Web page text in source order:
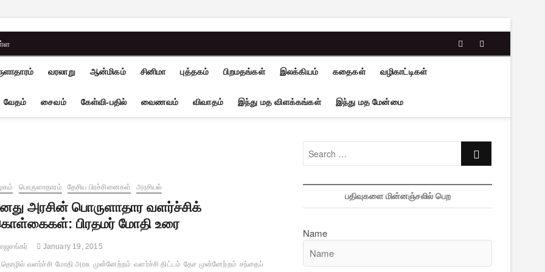
facebooktwitter
வரலாறு ஆன்மிகம் சினிமா புத்தகம் பிறமதங்கள் இலக்கியம் கதைகள் வழிகாட்டிகள்
வேதம் சைவம் கேள்வி-பதில் வைணவம் விவாதம் இந்து மத விளக்கங்கள் இந்து மத மேன்மை
பொருளாதாரம் தேசிய பிரச்சினைகள் அரசியல்
அரசின் பொருளாதார வளர்ச்சிக்
பிரதமர் மோதி உரை
January 19, 2015
தொழில் வளர்ச்சி மோதி அரசு முன்னேற்றம் வளர்ச்சி திட்டம் தேச முன்னேற்றம் சந்தைப்
பதிவுகளை மின்னஞ்சலில் பெற
Name